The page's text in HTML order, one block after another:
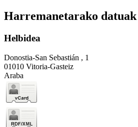
Harremanetarako datuak
Helbidea
Donostia-San Sebastián , 1
01010 Vitoria-Gasteiz
Araba